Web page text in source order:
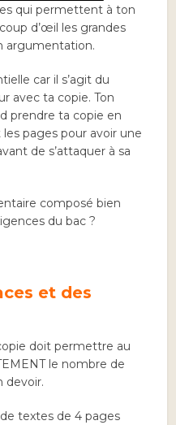
qui permettent à ton
d’œil les grandes
argumentation.
car il s’agit du
avec ta copie. Ton
prendre ta copie en
pages pour avoir une
de s’attaquer à sa
composé bien
du bac ?
et des
doit permettre au
le nombre de
devoir.
textes de 4 pages